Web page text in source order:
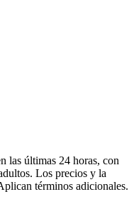
las últimas 24 horas, con
Los precios y la
términos adicionales.